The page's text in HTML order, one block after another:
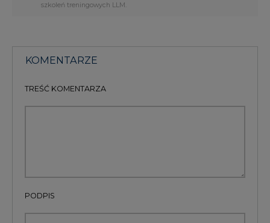
szkoleń treningowych LLM.
KOMENTARZE
TREŚĆ KOMENTARZA
PODPIS